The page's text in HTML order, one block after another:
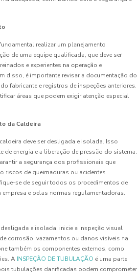
realizar um planejamento
de uma equipe qualificada, que deve ser
e experientes na operação e
disso, é importante revisar a documentação do
fabricante e registros de inspeções anteriores.
áreas que podem exigir atenção especial
da Caldeira
deve ser desligada e isolada. Isso
de energia e a liberação de pressão do sistema.
a segurança dos profissionais que
riscos de queimaduras ou acidentes
se de seguir todos os procedimentos de
e pelas normas regulamentadoras.
e isolada, inicie a inspeção visual
corrosão, vazamentos ou danos visíveis na
também os componentes externos, como
A INSPEÇÃO DE TUBULAÇÃO é uma parte
tubulações danificadas podem comprometer